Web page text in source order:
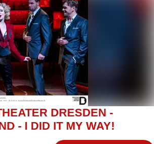
DRESDEN -
- I DID IT MY WAY!